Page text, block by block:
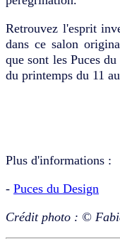
Retrouvez l'esprit
dans ce salon
que sont les Puces
du printemps du 11
Plus d'informations :
- Puces du Design
Crédit photo : ©